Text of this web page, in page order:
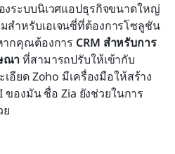
งระบบนิเวศแอปธุรกิจขนาดใหญ่
สำหรับเอเจนซี่ที่ต้องการโซลูชัน
ากคุณต้องการ CRM สำหรับการ
ณา ที่สามารถปรับให้เข้ากับ
เอียด Zoho มีเครื่องมือให้สร้าง
ของมัน ชื่อ Zia ยังช่วยในการ